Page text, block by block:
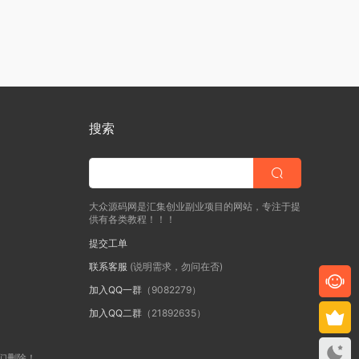
搜索
大众源码网是汇集创业副业项目的网站，专注于提
供有各类教程！！！
提交工单
联系客服 (说明需求，勿问在否)
加入QQ一群（9082279）
加入QQ二群（21892635）